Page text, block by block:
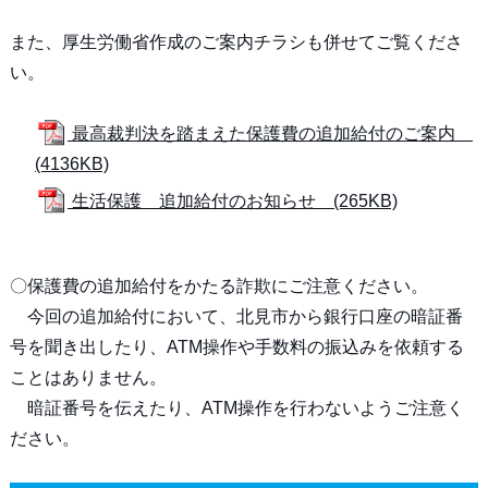
また、厚生労働省作成のご案内チラシも併せてご覧くださ
い。
最高裁判決を踏まえた保護費の追加給付のご案内
(4136KB)
生活保護 追加給付のお知らせ (265KB)
〇保護費の追加給付をかたる詐欺にご注意ください。
今回の追加給付において、北見市から銀行口座の暗証番
号を聞き出したり、ATM操作や手数料の振込みを依頼する
ことはありません。
暗証番号を伝えたり、ATM操作を行わないようご注意く
ださい。